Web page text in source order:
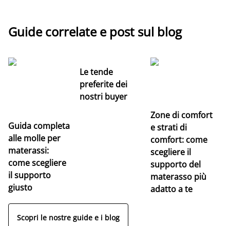
Guide correlate e post sul blog
Guida completa
alle molle per
materassi:
come scegliere
il supporto
giusto
Le tende
preferite dei
nostri buyer
Zone di comfort
e strati di
comfort: come
scegliere il
supporto del
materasso più
adatto a te
Scopri le nostre guide e i blog